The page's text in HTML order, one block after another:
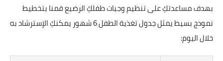
بهدف مساعدتكِ على تنظيم وجبات طفلكِ الرضيع قمنا بتخطيط
نمودج بسيط يمثل جدول تغذية الطفل 6 شهور يمكنكِ الإسترشاد به
خلال اليوم: